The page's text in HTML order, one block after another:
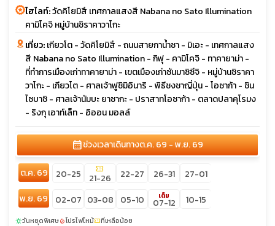
ไฮไลท์:วัดคิโยมิสึ เทศกาลแสงสี Nabana no Sato Illumination
คามิโคจิ หมู่บ้านชิราคาวาโกะ
เที่ยว:เกียวโต - วัดคิโยมิสึ - ถนนสายกาน้ำชา - มิเอะ - เทศกาลแสง
สี Nabana no Sato Illumination - กิฟุ - คามิโคจิ - ทาคายาม่า -
ที่ทำการเมืองเก่าทาคายาม่า - เขตเมืองเก่าซันมาชิซีจิ - หมู่บ้านชิราคา
วาโกะ - เกียวโต - ศาลเจ้าฟูชิมิอินาริ - พิธีชงชาญี่ปุ่น - โอซาก้า - ชิน
ไซบาชิ - ศาลเจ้านัมบะ ยาซากะ - ปราสาทโอซาก้า - ตลาดปลาคุโรมง
- ริงกุ เอาท์เล็ท - อิออน มอลล์
calendar_monthช่วงเวลาเดินทางต.ค. 69 - พ.ย. 69
ต.ค. 69 20-25 confirmation_number
21-26 22-27 26-31
27-01
พ.ย. 69
02-07 03-08 05-10 เต็ม
07-12 10-15
sunnyวันหยุดพิเศษlocal_fire_departmentโปรไฟไหม้confirmation_numberที่เหลือน้อย